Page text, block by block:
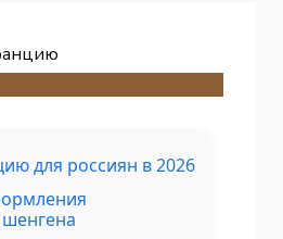
для россиян в 2026